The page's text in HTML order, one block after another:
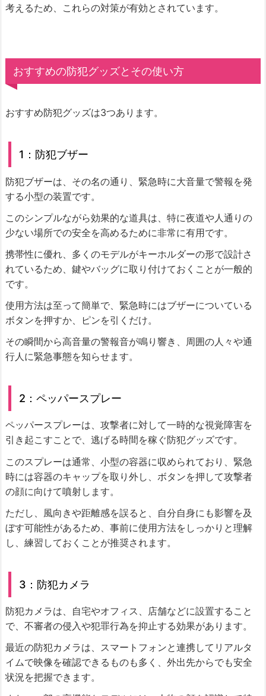
考えるため、これらの対策が有効とされています。
おすすめの防犯グッズとその使い方
おすすめ防犯グッズは3つあります。
1：防犯ブザー
防犯ブザーは、その名の通り、緊急時に大音量で警報を発
する小型の装置です。
このシンプルながら効果的な道具は、特に夜道や人通りの
少ない場所での安全を高めるために非常に有用です。
携帯性に優れ、多くのモデルがキーホルダーの形で設計さ
れているため、鍵やバッグに取り付けておくことが一般的
です。
使用方法は至って簡単で、緊急時にはブザーについている
ボタンを押すか、ピンを引くだけ。
その瞬間から高音量の警報音が鳴り響き、周囲の人々や通
行人に緊急事態を知らせます。
2：ペッパースプレー
ペッパースプレーは、攻撃者に対して一時的な視覚障害を
引き起こすことで、逃げる時間を稼ぐ防犯グッズです。
このスプレーは通常、小型の容器に収められており、緊急
時には容器のキャップを取り外し、ボタンを押して攻撃者
の顔に向けて噴射します。
ただし、風向きや距離感を誤ると、自分自身にも影響を及
ぼす可能性があるため、事前に使用方法をしっかりと理解
し、練習しておくことが推奨されます。
3：防犯カメラ
防犯カメラは、自宅やオフィス、店舗などに設置すること
で、不審者の侵入や犯罪行為を抑止する効果があります。
最近の防犯カメラは、スマートフォンと連携してリアルタ
イムで映像を確認できるものも多く、外出先からでも安全
状況を把握できます。